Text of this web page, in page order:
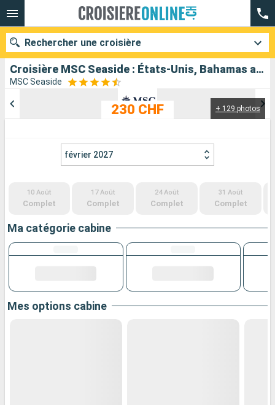
Croisière MSC Seaside : États-Unis, Bahamas au départ de Miami
MSC Seaside
+ 129 photos
230 CHF
février 2027
10 Août
Complet
17 Août
Complet
24 Août
Complet
31 Août
Complet
Ma catégorie cabine
Mes options cabine
Rechercher une croisière
Compagnies
Rechercher